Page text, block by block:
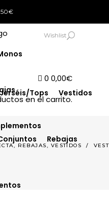
50€
Wishlist
Tops Vestidos
Rebajas
0 0,00€
en el carrito.
, REBAJAS, VESTIDOS /